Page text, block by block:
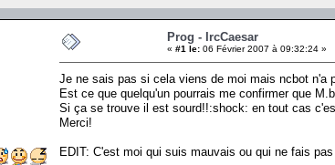
Prog - IrcCaesar
« #1 le: 06 Février 2007 à 09:32:24 »
Je ne sais pas si cela viens de moi mais ncbot n'a
Est ce que quelqu'un pourrais me confirmer que
Si ça se trouve il est sourd!!:shock: en tout cas
Merci!
EDIT: C'est moi qui suis mauvais ou qui ne fais